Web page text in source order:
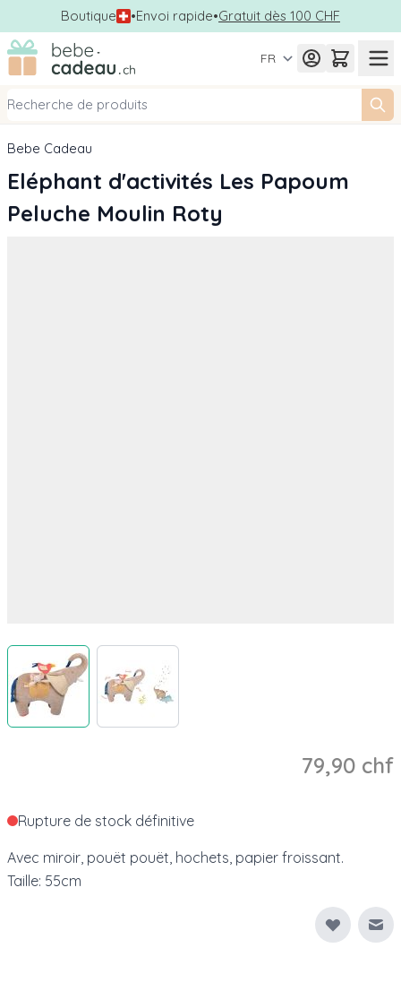
Boutique •Envoi rapide•Gratuit dès 100 CHF
Allez au contenu
FR
Bebe Cadeau
Eléphant d'activités Les Papoum
Peluche Moulin Roty
View larger image
79,90 chf
Rupture de stock définitive
Avec miroir, pouët pouët, hochets, papier froissant.
Taille: 55cm